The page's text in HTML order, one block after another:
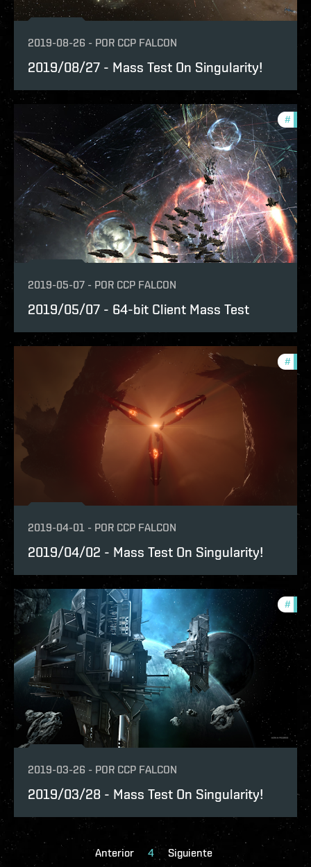
2019-08-26 - POR CCP FALCON
2019/08/27 - Mass Test On Singularity!
#
2019-05-07 - POR CCP FALCON
2019/05/07 - 64-bit Client Mass Test
#
2019-04-01 - POR CCP FALCON
2019/04/02 - Mass Test On Singularity!
#
2019-03-26 - POR CCP FALCON
2019/03/28 - Mass Test On Singularity!
Anterior 4 Siguiente